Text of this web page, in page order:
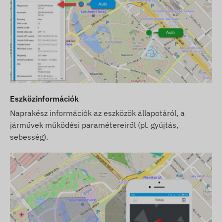
valóságban minimálisan eltérhet a képeken
látottaktól. Az esetleges eltérésekért a gyártói
változtatások jogát fenntartjuk.
Eszközinformációk
Naprakész információk az eszközök állapotáról, a
járművek működési paramétereiről (pl. gyújtás,
sebesség).